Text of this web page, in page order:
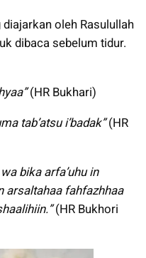
diajarkan oleh Rasulullah
dibaca sebelum tidur.
(HR Bukhari)
tab’atsu i’badak”(HR
bika arfa’uhu in
arsaltahaa fahfazhhaa
(HR Bukhori